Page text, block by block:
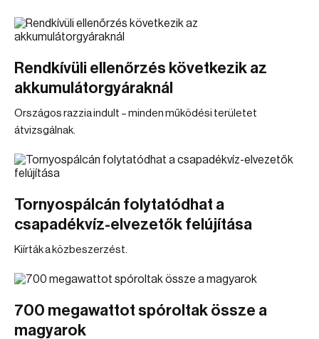
Rendkívüli ellenőrzés következik az
akkumulátorgyáraknál
Országos razzia indult – minden működési területet
átvizsgálnak.
Tornyospálcán folytatódhat a
csapadékvíz-elvezetők felújítása
Kiírták a közbeszerzést.
700 megawattot spóroltak össze a
magyarok